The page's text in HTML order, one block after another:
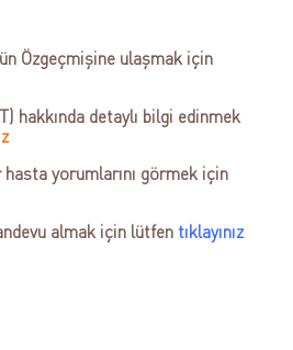
Özgeçmişine ulaşmak için
hakkında detaylı bilgi edinmek
yorumlarını görmek için
almak için lütfen tıklayınız